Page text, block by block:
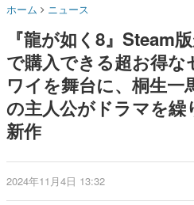
ゲームに多大な影響を受
日本のコンテンツ産業
画です。
日本モバイルゲー
日本のモバイルゲーム
ルを網羅するほか、開
解説を掲載。約20年の
一先生によるゲーム業
なんでゲームは面
ツやコインケース、アクキーな
に発売したグッズの再販も
ホーム ニュース
『龍が如く8』Steam
で購入できる超お得な
ワイを舞台に、桐生一
の主人公がドラマを
新作
2024年11月4日 13:32